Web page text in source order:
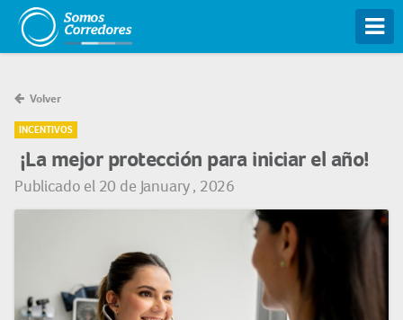
Volver
INCENTIVOS
¡La mejor protección para iniciar el año!
Publicado el 20 de January , 2026